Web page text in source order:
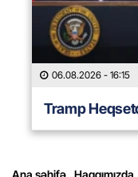
06.08.2026 - 16:15
Tramp
Ana səhifə Haqqımızda